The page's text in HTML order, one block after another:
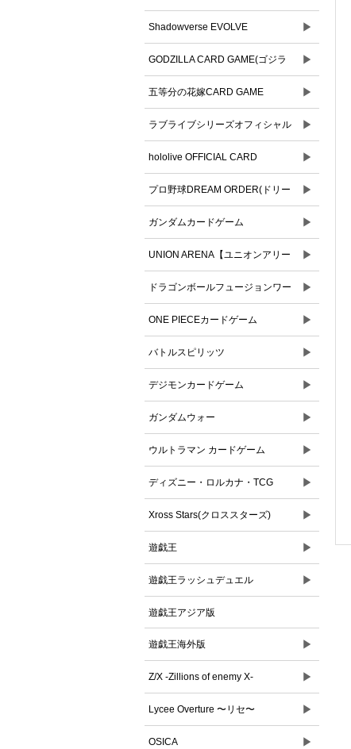
Shadowverse EVOLVE ▶
GODZILLA CARD GAME(ゴジラ
カードゲーム)
▶
五等分の花嫁CARD GAME ▶
ラブライブシリーズオフィシャル
カードゲーム
▶
hololive OFFICIAL CARD
GAME(ホロライブオフィシャルカ
ードゲーム)
▶
プロ野球DREAM ORDER(ドリー
ムオーダー)
▶
ガンダムカードゲーム ▶
UNION ARENA【ユニオンアリー
ナ】
▶
ドラゴンボールフュージョンワー
ルド
▶
ONE PIECEカードゲーム ▶
バトルスピリッツ ▶
デジモンカードゲーム ▶
ガンダムウォー ▶
ウルトラマン カードゲーム ▶
ディズニー・ロルカナ・TCG ▶
Xross Stars(クロススターズ) ▶
遊戯王 ▶
遊戯王ラッシュデュエル ▶
遊戯王アジア版
遊戯王海外版 ▶
Z/X -Zillions of enemy X- ▶
Lycee Overture 〜リセ〜 ▶
OSICA ▶